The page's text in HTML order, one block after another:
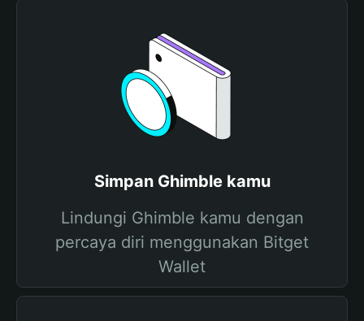
Simpan Ghimble kamu
Lindungi Ghimble kamu dengan
percaya diri menggunakan Bitget
Wallet